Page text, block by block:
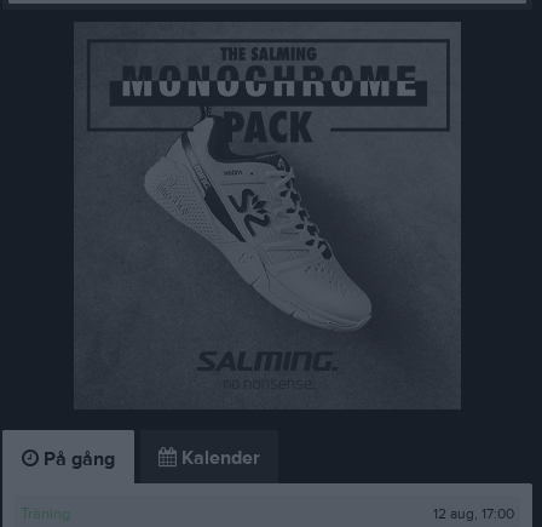
På gång Kalender
Träning 12 aug, 17:00